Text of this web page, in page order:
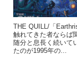
THE QUILL/「
触れてきた者ならば
随分と息長く続いて
たのが1995年の...